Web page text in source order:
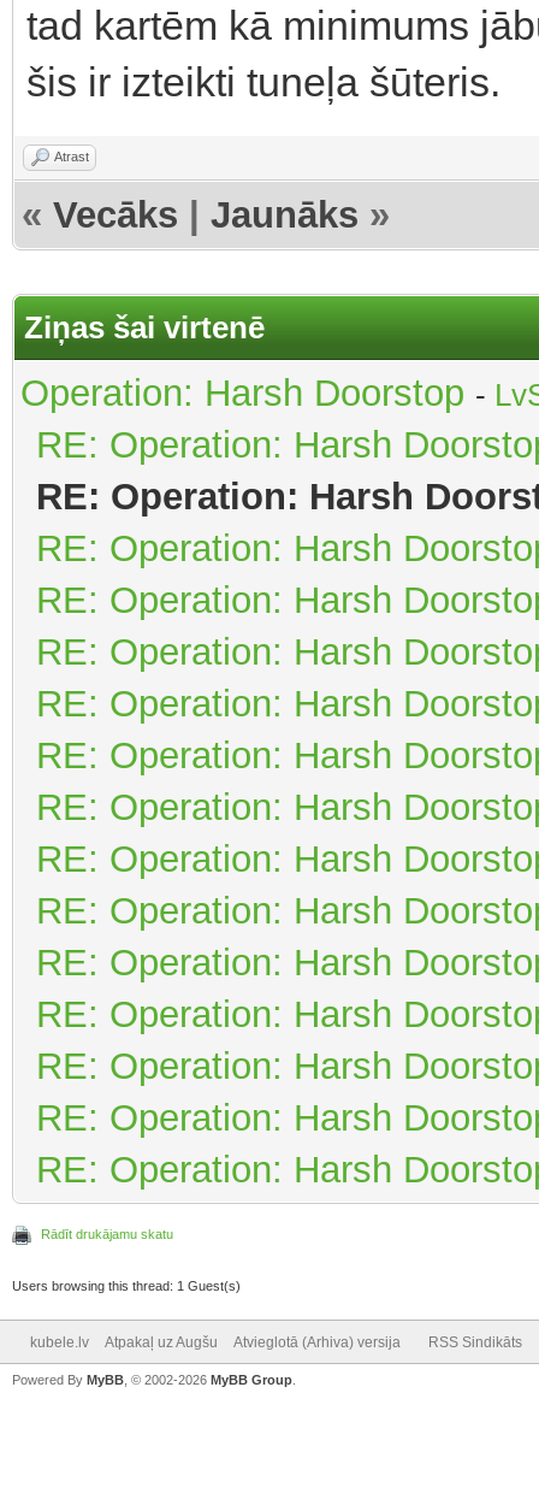
tad kartēm kā minimums
šis ir izteikti tuneļa šūteris.
Atrast
« Vecāks Jaunāks »
Ziņas šai virtenē
Operation: Harsh Doorstop -
RE: Operation: Harsh
RE: Operation: Harsh
RE: Operation: Harsh
RE: Operation: Harsh
RE: Operation: Harsh
RE: Operation: Harsh
RE: Operation: Harsh
RE: Operation: Harsh
RE: Operation: Harsh
RE: Operation: Harsh
RE: Operation: Harsh
RE: Operation: Harsh
RE: Operation: Harsh
RE: Operation: Harsh
RE: Operation: Harsh
Rādīt drukājamu skatu
Users browsing this thread: 1 Guest(s)
kubele.lv Atpakaļ uz Augšu Atvieglotā (Arhiva) versija RSS Sindikāts
Powered By MyBB , © 2002-2026 MyBB Group